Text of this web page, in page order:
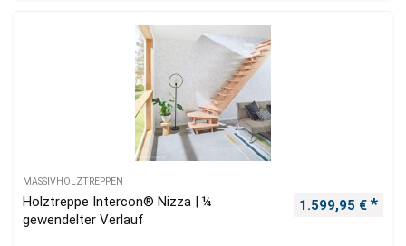
MASSIVHOLZTREPPEN
Holztreppe Intercon® Nizza | ¼
gewendelter Verlauf
1.599,95 €